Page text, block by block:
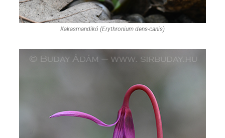
Kakasmandikó (Erythronium dens-canis)